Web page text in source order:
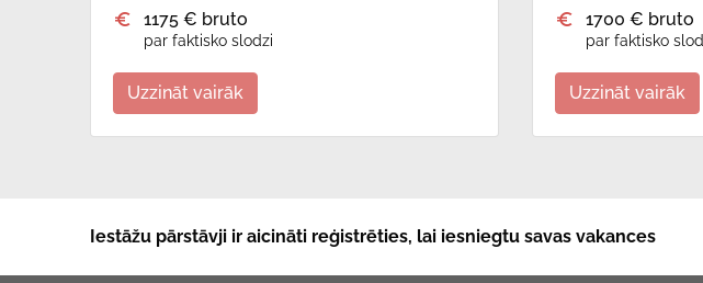
1175 € bruto
par faktisko slodzi
Uzzināt vairāk
1700 € bruto
par faktisko
Uzzināt vairāk
Iestāžu pārstāvji ir aicināti reģistrēties, lai iesniegtu savas vakances